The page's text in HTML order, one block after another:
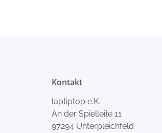
Kontakt
laptiptop e.K.
An der Spielleite 11
97294 Unterpleichfeld